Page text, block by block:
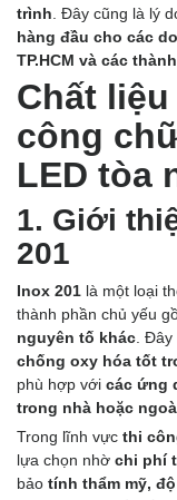
trình . Đây cũng là lý
hàng đầu cho các
TP.HCM và các
Chất
công
LED tòa
1. Giới
201
Inox 201 là một loại
thành phần chủ yếu
nguyên tố khác .
chống oxy hóa tốt
phù hợp với các ứng
trong nhà hoặc
Trong lĩnh vực thi
lựa chọn nhờ chi phí
bảo tính thẩm mỹ,